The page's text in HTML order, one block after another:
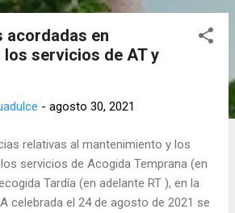
acordadas en
los servicios de AT y
- agosto 30, 2021
relativas al mantenimiento y los
servicios de Acogida Temprana (en
Tardía (en adelante RT ), en la
celebrada el 24 de agosto de 2021 se